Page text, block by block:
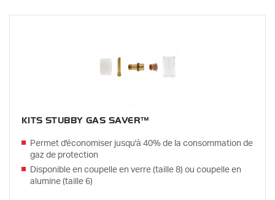
KITS STUBBY GAS SAVER™
Permet d'économiser jusqu'à 40% de la consommation de
gaz de protection
Disponible en coupelle en verre (taille 8) ou coupelle en
alumine (taille 6)